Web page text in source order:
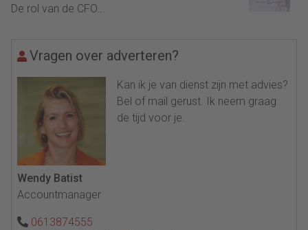
De rol van de CFO...
Vragen over adverteren?
Kan ik je van dienst zijn met advies?
Bel of mail gerust. Ik neem graag
de tijd voor je.
Wendy Batist
Accountmanager
0613874555